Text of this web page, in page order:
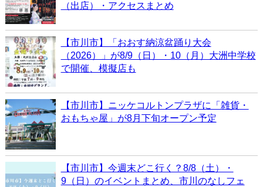
（出店）・アクセスまとめ
【市川市】「おおす納涼盆踊り大会
（2026）」が8/9（日）・10（月）大洲中学校
で開催、模擬店も
【市川市】ニッケコルトンプラザに「雑貨・
おもちゃ屋」が8月下旬オープン予定
【市川市】今週末どこ行く？8/8（土）・
9（日）のイベントまとめ、市川のなしフェ